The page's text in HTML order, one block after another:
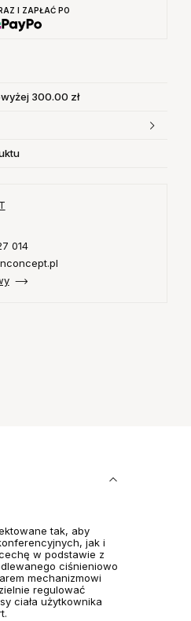
I ZAPŁAĆ PO
300.00 zł
014
tak, aby
jak i
w podstawie z
ciśnieniowo
mechanizmowi
regulować
ciała użytkownika